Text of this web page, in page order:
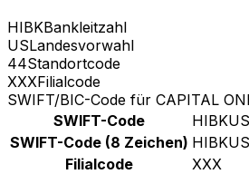
HIBKBankleitzahl
USLandesvorwahl
44Standortcode
XXXFilialcode
SWIFT/BIC-Code für CAPITAL
SWIFT-Code
SWIFT-Code (8 Zeichen)
Filialcode
XXX